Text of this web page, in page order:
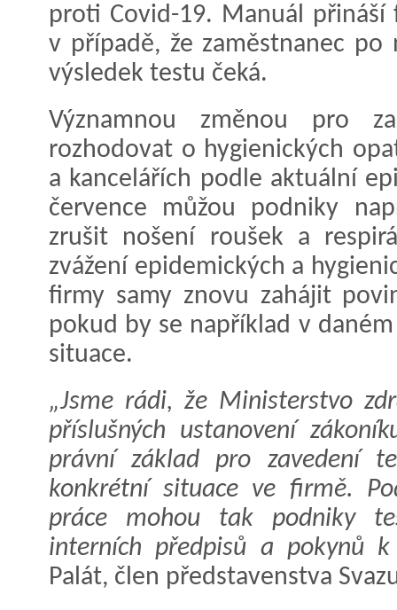
proti Covid-19. Manuál
v případě, že zaměstnanec
výsledek testu čeká.
Významnou změnou pro
rozhodovat o hygienických
a kancelářích podle aktuální
července můžou podniky
zrušit nošení roušek a
zvážení epidemických a
firmy samy znovu zahájit
pokud by se například v
situace.
„Jsme rádi, že Ministerstvo
příslušných ustanovení
právní základ pro zavedení
konkrétní situace ve firmě.
práce mohou tak podniky
interních předpisů a pokynů k
Palát, člen představenstva